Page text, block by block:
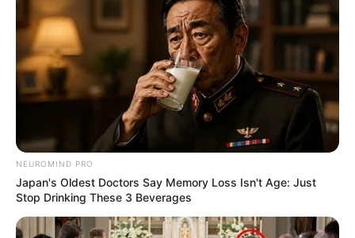
NEUROMIND PRO
Japan's Oldest Doctors Say Memory Loss Isn't Age: Just
Stop Drinking These 3 Beverages